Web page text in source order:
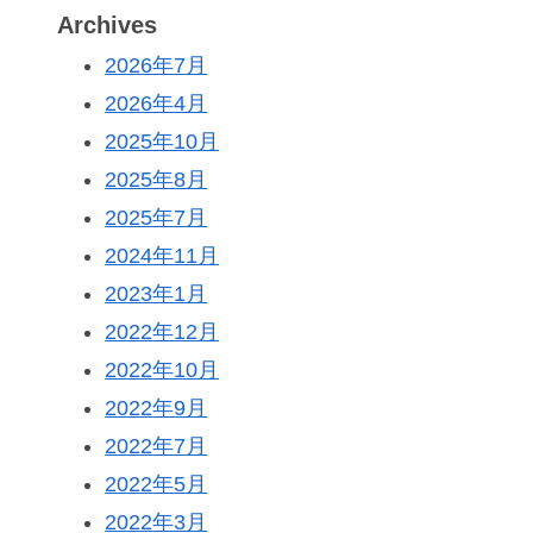
Archives
2026年7月
2026年4月
2025年10月
2025年8月
2025年7月
2024年11月
2023年1月
2022年12月
2022年10月
2022年9月
2022年7月
2022年5月
2022年3月